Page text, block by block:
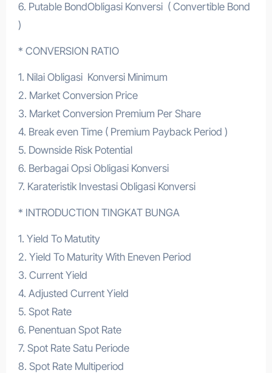
6. Putable BondObligasi Konversi ( Convertible Bond
)
* CONVERSION RATIO
1. Nilai Obligasi Konversi Minimum
2. Market Conversion Price
3. Market Conversion Premium Per Share
4. Break even Time ( Premium Payback Period )
5. Downside Risk Potential
6. Berbagai Opsi Obligasi Konversi
7. Karateristik Investasi Obligasi Konversi
* INTRODUCTION TINGKAT BUNGA
1. Yield To Matutity
2. Yield To Maturity With Eneven Period
3. Current Yield
4. Adjusted Current Yield
5. Spot Rate
6. Penentuan Spot Rate
7. Spot Rate Satu Periode
8. Spot Rate Multiperiod